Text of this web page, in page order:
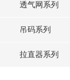
透气网系列
吊码系列
拉直器系列